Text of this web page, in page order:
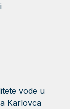
vode u
Karlovca